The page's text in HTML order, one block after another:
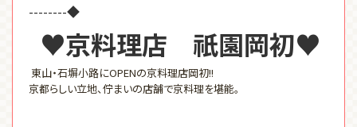
--------◆
♥京料理店 祇園岡初♥
東山・石塀小路にOPENの京料理店岡初!!
京都らしい立地、佇まいの店舗で京料理を堪能。